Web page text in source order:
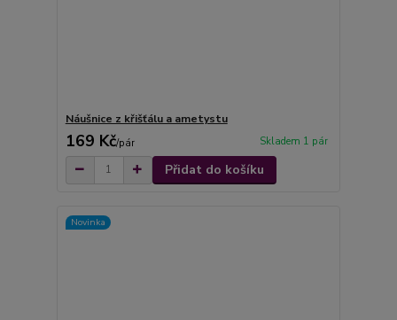
Náušnice z křišťálu a ametystu
169 Kč/pár Skladem 1 pár
Přidat do košíku
Novinka